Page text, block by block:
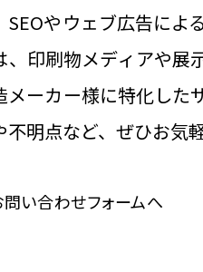
SEOやウェブ広告によ
、印刷物メディアや展
メーカー様に特化した
不明点など、ぜひお気
問い合わせフォームへ